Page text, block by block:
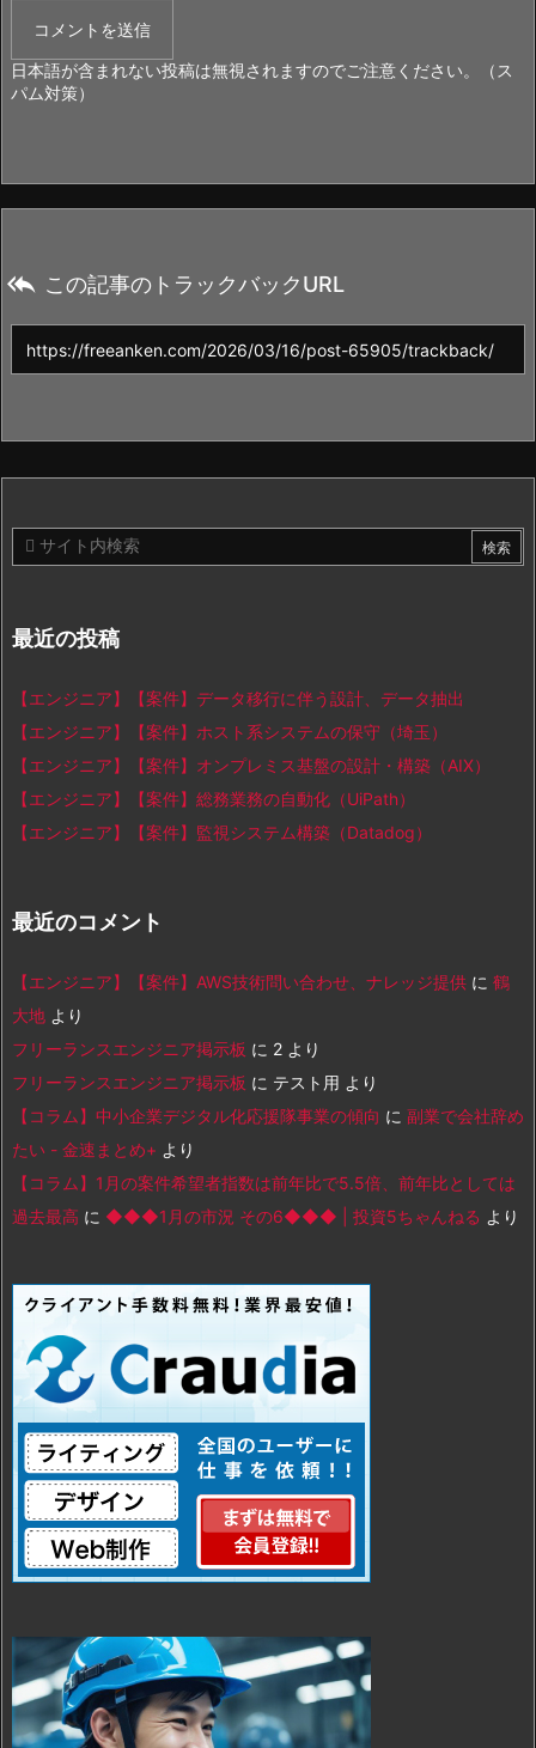
日本語が含まれない投稿は無視されますのでご注意ください。（ス
パム対策）
 この記事のトラックバックURL
最近の投稿
【エンジニア】【案件】データ移行に伴う設計、データ抽出
【エンジニア】【案件】ホスト系システムの保守（埼玉）
【エンジニア】【案件】オンプレミス基盤の設計・構築（AIX）
【エンジニア】【案件】総務業務の自動化（UiPath）
【エンジニア】【案件】監視システム構築（Datadog）
最近のコメント
【エンジニア】【案件】AWS技術問い合わせ、ナレッジ提供 に 鶴
大地 より
フリーランスエンジニア掲示板 に 2 より
フリーランスエンジニア掲示板 に テスト用 より
【コラム】中小企業デジタル化応援隊事業の傾向 に 副業で会社辞め
たい - 金速まとめ+ より
【コラム】1月の案件希望者指数は前年比で5.5倍、前年比としては
過去最高 に ◆◆◆1月の市況 その6◆◆◆ | 投資5ちゃんねる より